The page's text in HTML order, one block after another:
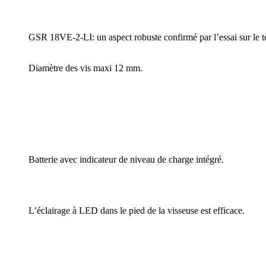
GSR 18VE-2-LI: un aspect robuste confirmé par l’essai sur le
Diamètre des vis maxi 12 mm.
Batterie avec indicateur de niveau de charge intégré.
L’éclairage à LED dans le pied de la visseuse est efficace.